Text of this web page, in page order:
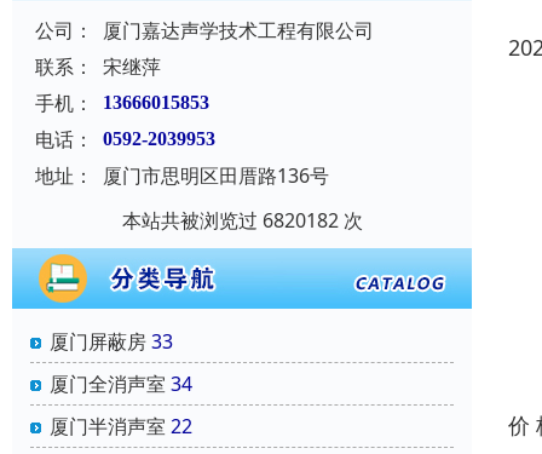
公司：
厦门嘉达声学技术工程有限公司
联系：
宋继萍
手机：
13666015853
电话： 0592-2039953
地址：
厦门市思明区田厝路136号
本站共被浏览过 6820182 次
厦门屏蔽房33
厦门全消声室 34
厦门半消声室 22
价